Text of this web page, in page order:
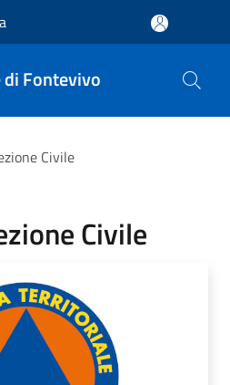
di Fontevivo
Civile
Civile